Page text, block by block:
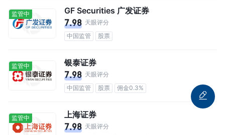
监管中 GF Securities 广发证券
7.98 天眼评分
中国监管
股票
监管中 银泰证券
7.98 天眼评分
中国监管
股票 佣金0.3%
监管中 上海证券
7.98 天眼评分